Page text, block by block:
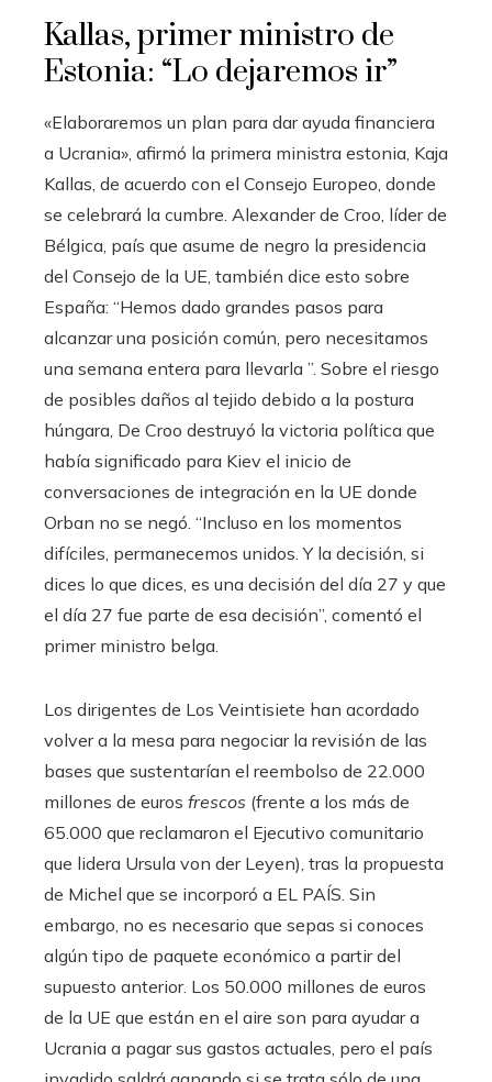
Kallas, primer ministro de
Estonia: “Lo dejaremos ir”
«Elaboraremos un plan para dar ayuda financiera
a Ucrania», afirmó la primera ministra estonia, Kaja
Kallas, de acuerdo con el Consejo Europeo, donde
se celebrará la cumbre. Alexander de Croo, líder de
Bélgica, país que asume de negro la presidencia
del Consejo de la UE, también dice esto sobre
España: “Hemos dado grandes pasos para
alcanzar una posición común, pero necesitamos
una semana entera para llevarla ”. Sobre el riesgo
de posibles daños al tejido debido a la postura
húngara, De Croo destruyó la victoria política que
había significado para Kiev el inicio de
conversaciones de integración en la UE donde
Orban no se negó. “Incluso en los momentos
difíciles, permanecemos unidos. Y la decisión, si
dices lo que dices, es una decisión del día 27 y que
el día 27 fue parte de esa decisión”, comentó el
primer ministro belga.
Los dirigentes de Los Veintisiete han acordado
volver a la mesa para negociar la revisión de las
bases que sustentarían el reembolso de 22.000
millones de euros frescos (frente a los más de
65.000 que reclamaron el Ejecutivo comunitario
que lidera Ursula von der Leyen), tras la propuesta
de Michel que se incorporó a EL PAÍS. Sin
embargo, no es necesario que sepas si conoces
algún tipo de paquete económico a partir del
supuesto anterior. Los 50.000 millones de euros
de la UE que están en el aire son para ayudar a
Ucrania a pagar sus gastos actuales, pero el país